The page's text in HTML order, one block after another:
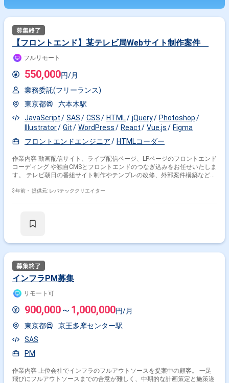
【フロントエンド】某テレビ局Webサイト制作案件
フルリモート
550,000円/月
業務委託(フリーランス)
東京都
六本木駅
JavaScript
SAS CSS HTML jQuery
Photoshop
Illustrator
Git WordPress React Vue.js
Figma
フロントエンドエンジニア
HTMLコーダー
作業内容 動画配信サイト、ライブ配信ページ、LPページのフロントエンド
コーディング や独自CMSとフロントエンドのつなぎ込みをお任せいたしま
す。 テレビ朝日の番組サイト制作やテンプレの改修、外部案件構築などさ
3年前・ 提供元: レバテッククリエイター
インフラPM募集
リモート可
900,000 〜 1,000,000円/月
東京都
京王多摩センター駅
SAS
PM
作業内容 上位会社でインフラのフルアウトソースを提案中の顧客。 一足
飛びにフルアウトソースまでの合意が難しく、中期的な計画策定と施策遂